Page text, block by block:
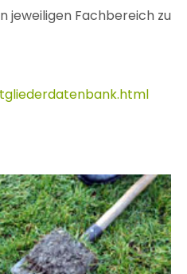
jeweiligen Fachbereich zu